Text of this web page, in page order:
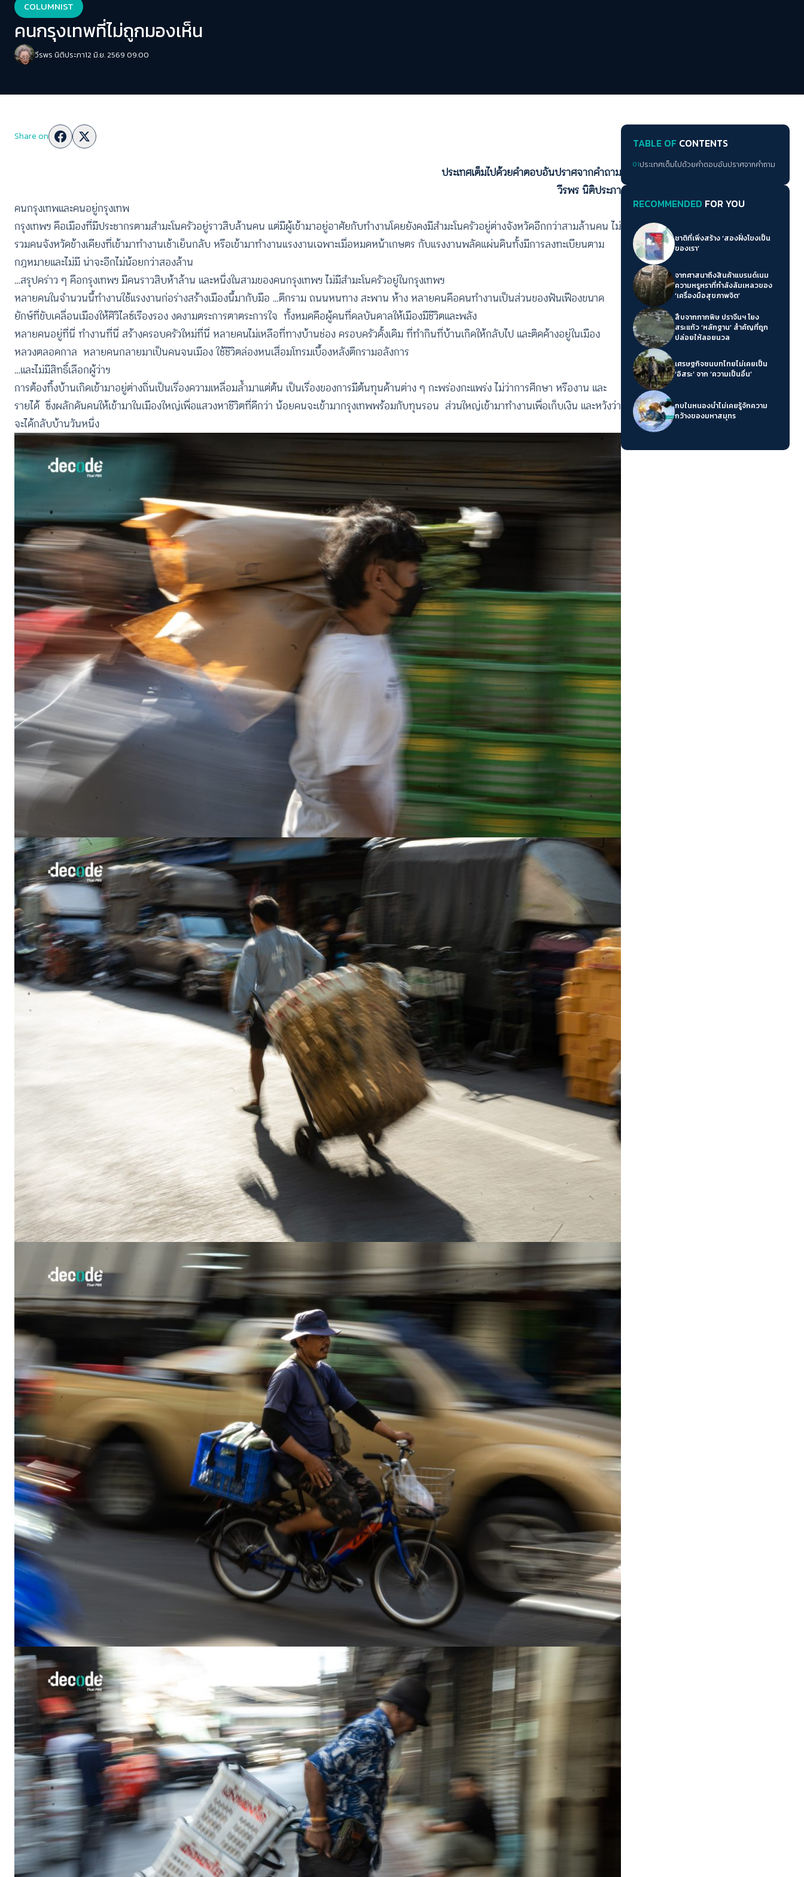
COLUMNIST
คนกรุงเทพที่ไม่ถูกมองเห็น
วีรพร นิติประภา12 มิ.ย. 2569 09:00
Share on
ประเทศเต็มไปด้วยคำตอบอันปราศจากคำถาม
วีรพร นิติประภา
คนกรุงเทพและคนอยู่กรุงเทพ
กรุงเทพฯ คือเมืองที่มีประชากรตามสำมะโนครัวอยู่ราวสิบล้านคน แต่มีผู้เข้ามาอยู่อาศัยกับทำงานโดยยังคงมีสำมะโนครัวอยู่ต่างจังหวัดอีกกว่าสามล้านคน ไม่
รวมคนจังหวัดข้างเคียงที่เข้ามาทำงานเช้าเย็นกลับ หรือเข้ามาทำงานแรงงานเฉพาะเมื่อหมดหน้าเกษตร กับแรงงานพลัดแผ่นดินทั้งมีการลงทะเบียนตาม
กฎหมายและไม่มี น่าจะอีกไม่น้อยกว่าสองล้าน
…สรุปคร่าว ๆ คือกรุงเทพฯ มีคนราวสิบห้าล้าน และหนึ่งในสามของคนกรุงเทพฯ ไม่มีสำมะโนครัวอยู่ในกรุงเทพฯ
หลายคนในจำนวนนี้ทำงานใช้แรงงานก่อร่างสร้างเมืองนี้มากับมือ …ตึกราม ถนนหนทาง สะพาน ห้าง หลายคนคือคนทำงานเป็นส่วนของฟันเฟืองขนาด
ยักษ์ที่ขับเคลื่อนเมืองให้ศิวิไลซ์เรืองรอง งดงามตระการตาตระการใจ ทั้งหมดคือผู้คนที่ดลบันดาลให้เมืองมีชีวิตและพลัง
หลายคนอยู่ที่นี่ ทำงานที่นี่ สร้างครอบครัวใหม่ที่นี่ หลายคนไม่เหลือที่ทางบ้านช่อง ครอบครัวดั้งเดิม ที่ทำกินที่บ้านเกิดให้กลับไป และติดค้างอยู่ในเมือง
หลวงตลอดกาล หลายคนกลายมาเป็นคนจนเมือง ใช้ชีวิตล่องหนเสื่อมโทรมเบื้องหลังตึกรามอลังการ
…และไม่มีสิทธิ์เลือกผู้ว่าฯ
การต้องทิ้งบ้านเกิดเข้ามาอยู่ต่างถิ่นเป็นเรื่องความเหลื่อมล้ำมาแต่ต้น เป็นเรื่องของการมีต้นทุนด้านต่าง ๆ กะพร่องกะแพร่ง ไม่ว่าการศึกษา หรืองาน และ
รายได้ ซึ่งผลักดันคนให้เข้ามาในเมืองใหญ่เพื่อแสวงหาชีวิตที่ดีกว่า น้อยคนจะเข้ามากรุงเทพพร้อมกับทุนรอน ส่วนใหญ่เข้ามาทำงานเพื่อเก็บเงิน และหวังว่า
จะได้กลับบ้านวันหนึ่ง
TABLE OF CONTENTS
01ประเทศเต็มไปด้วยคำตอบอันปราศจากคำถาม
RECOMMENDED FOR YOU
ชาติที่เพิ่งสร้าง ‘สองฝั่งโขงเป็น
ของเรา’
จากศาสนาถึงสินค้าแบรนด์เนม
ความหรูหราที่กำลังล้มเหลวของ
‘เครื่องมือสุขภาพจิต’
สืบจากกากพิษ ปราจีนฯ โยง
สระแก้ว ‘หลักฐาน’ สำคัญที่ถูก
ปล่อยให้ลอยนวล
เศรษฐกิจชนบทไทยไม่เคยเป็น
‘อิสระ’ จาก ‘ความเป็นอื่น’
กบในหนองน้ำไม่เคยรู้จักความ
กว้างของมหาสมุทร